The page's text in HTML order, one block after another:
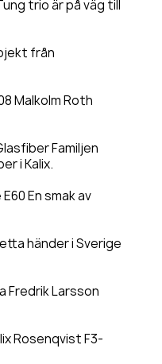
trio är på väg till
från
Malkolm Roth
Familjen
i Kalix.
En smak av
händer i Sverige
Fredrik Larsson
Rosenqvist F3-